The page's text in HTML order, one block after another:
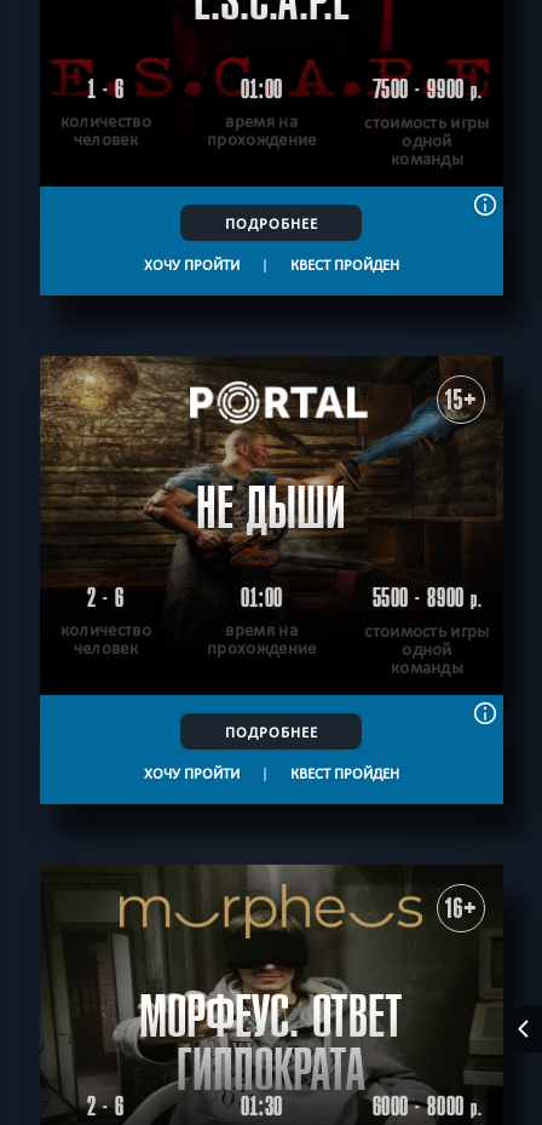
1 - 6
количество
человек
01:00
время на
прохождение
7500 - 9900р.
стоимость игры
одной
команды
ПОДРОБНЕЕ
ХОЧУ ПРОЙТИ | КВЕСТ ПРОЙДЕН
15+
НЕ ДЫШИ
2 - 6
количество
человек
01:00
время на
прохождение
5500 - 8900р.
стоимость игры
одной
команды
ПОДРОБНЕЕ
ХОЧУ ПРОЙТИ | КВЕСТ ПРОЙДЕН
16+
МОРФЕУС. ОТВЕТ
ГИППОКРАТА
2 - 6 01:30 6000 - 8000р.